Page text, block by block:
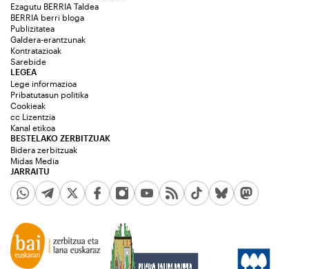
Ezagutu BERRIA Taldea
BERRIA berri bloga
Publizitatea
Galdera-erantzunak
Kontratazioak
Sarebide
JARRAITU
LEGEA
Lege informazioa
Pribatutasun politika
Cookieak
cc Lizentzia
Kanal etikoa
BESTELAKO ZERBITZUAK
Bidera zerbitzuak
Midas Media